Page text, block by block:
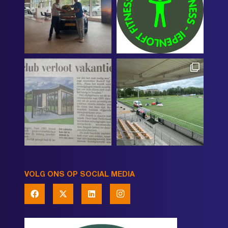
VOLG ONS OP SOCIAL MEDIA